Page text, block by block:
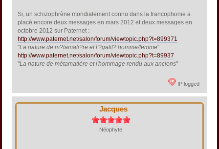
Si, un schizophrène mondialement connu dans la francophonie a
placé encore deux messages en mars 2012 et deux messages en
octobre 2012 sur Paternet :
http://www.paternet.net/salon/forum/viewtopic.php?t=899371
"La nature de m?tamati?re et l'?galit? homme/femme"
http://www.paternet.net/salon/forum/viewtopic.php?t=89937
"La nature de métamatière et l'hommage rendu aux anciens"
IP logged
Jacques
Néophyte